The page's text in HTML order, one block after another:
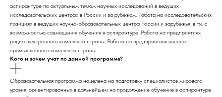
аспирантуре по актуальным темам научных исследований в ведущих
исследовательских центрах в России и за рубежом. Работа на исследовательских
позициях в ведущих научно-образовательных центра России и зарубежья, в т.ч. с
возможностью совмещения обучения в аспирантуре. Работа на предприятиях
радиоэлектронного комплекса страны. Работа на предприятиях военно-
промышленного комплекса страны.
Кого и зачем учат по данной программе?
Образовательная программа нацелена на подготовку специалистов мирового
уровня, ориентированных в дальнейшем на продолжение обучение в аспирантуре